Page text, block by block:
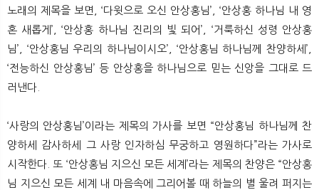
노래의 제목을 보면, ‘다윗으로 오신 안상홍님’, ‘안상홍 하나님 내 영
혼 새롭게’, ‘안상홍 하나님 진리의 빛 되어’, ‘거룩하신 성령 안상홍
님’, ‘안상홍님 우리의 하나님이시오’, ‘안상홍님 하나님께 찬양하세’,
‘전능하신 안상홍님’ 등 안상홍을 하나님으로 믿는 신앙을 그대로 드
러낸다.
‘사랑의 안상홍님’이라는 제목의 가사를 보면 “안상홍님 하나님께 찬
양하세 감사하세 그 사랑 인자하심 무궁하고 영원하다”라는 가사로
시작한다. 또 ‘안상홍님 지으신 모든 세계’라는 제목의 찬양은 “안상홍
님 지으신 모든 세계 내 마음속에 그리어볼 때 하늘의 별 울려 퍼지는